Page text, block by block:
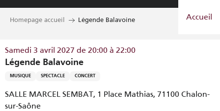
Aller
Accueil
Homepage accueil Légende Balavoine
Samedi 3 avril 2027 de 20:00 à 22:00
Légende Balavoine
MUSIQUE SPECTACLE CONCERT
SALLE MARCEL SEMBAT, 1 Place Mathias, 71100 Chalon-
sur-Saône